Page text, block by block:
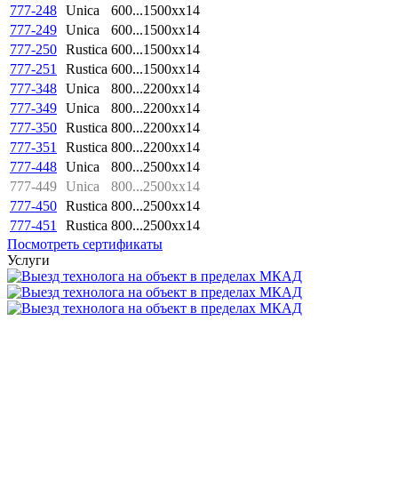
777-248 Unica
600...1500xx14
777-249 Unica
600...1500xx14
777-250 Rustica 600...1500xx14
777-251
Rustica 600...1500xx14
777-348 Unica
800...2200xx14
777-349 Unica
800...2200xx14
777-350 Rustica 800...2200xx14
777-351
Rustica 800...2200xx14
777-448 Unica
800...2500xx14
777-449 Unica
800...2500xx14
777-450 Rustica 800...2500xx14
777-451
Rustica 800...2500xx14
Посмотреть сертификаты
Услуги